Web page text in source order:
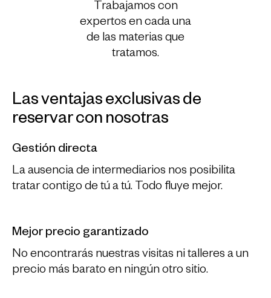
Trabajamos con
expertos en cada una
de las materias que
tratamos.
Las ventajas exclusivas de
reservar con nosotras
Gestión directa
La ausencia de intermediarios nos posibilita
tratar contigo de tú a tú. Todo fluye mejor.
Mejor precio garantizado
No encontrarás nuestras visitas ni talleres a un
precio más barato en ningún otro sitio.